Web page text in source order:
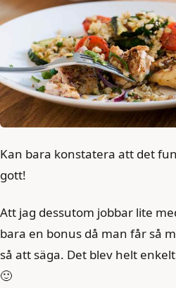
Kan bara konstatera att det
gott!
Att jag dessutom jobbar lite
bara en bonus då man får så
så att säga. Det blev helt
🙂